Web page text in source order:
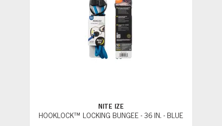
NITE IZE
HOOKLOCK™ LOCKING BUNGEE - 36 IN. - BLUE